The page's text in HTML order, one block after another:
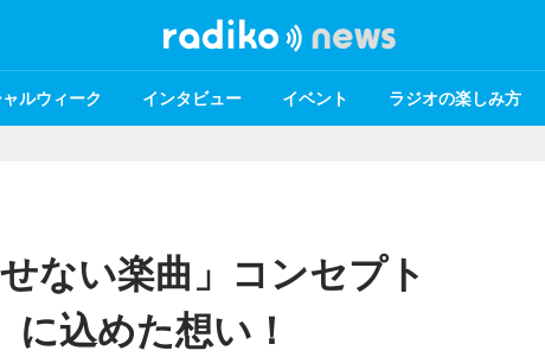
ルウィーク インタビュー イベント ラジオの楽しみ方
ない楽曲」コンセプト
に込めた想い！